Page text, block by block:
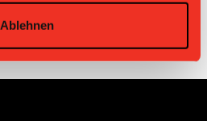
Ablehnen